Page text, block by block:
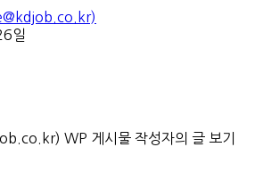
일
WP 게시물 작성자의 글 보기